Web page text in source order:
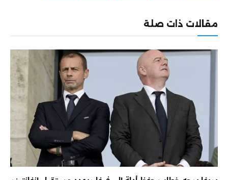
مقالات ذات صلة